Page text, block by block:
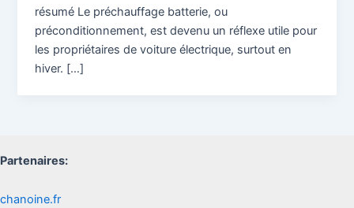
résumé Le préchauffage batterie, ou
préconditionnement, est devenu un réflexe utile pour
les propriétaires de voiture électrique, surtout en
hiver. […]
Partenaires:
chanoine.fr